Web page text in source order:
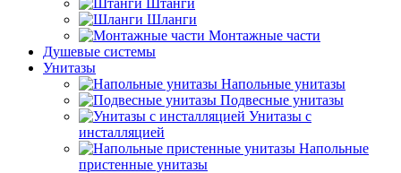
Штанги
Шланги
Монтажные части
Душевые системы
Унитазы
Напольные унитазы
Подвесные унитазы
Унитазы с
инсталляцией
Напольные
пристенные унитазы